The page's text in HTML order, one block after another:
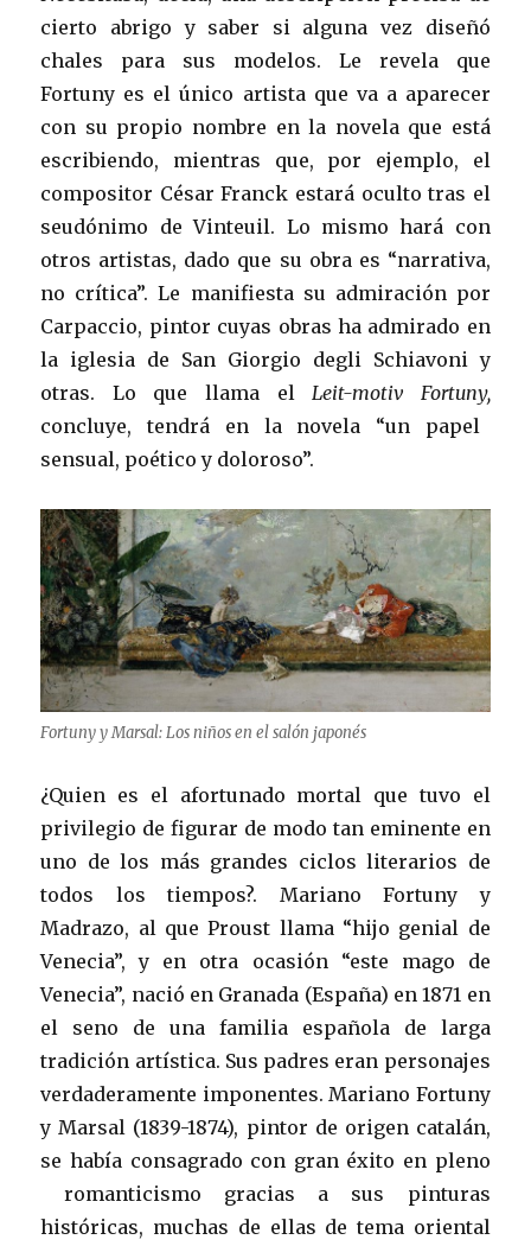
cierto abrigo y saber si alguna vez diseñó
chales para sus modelos. Le revela que
Fortuny es el único artista que va a aparecer
con su propio nombre en la novela que está
escribiendo, mientras que, por ejemplo, el
compositor César Franck estará oculto tras el
seudónimo de Vinteuil. Lo mismo hará con
otros artistas, dado que su obra es “narrativa,
no crítica”. Le manifiesta su admiración por
Carpaccio, pintor cuyas obras ha admirado en
la iglesia de San Giorgio degli Schiavoni y
otras. Lo que llama el Leit-motiv
Fortuny,
concluye, tendrá en la novela “un papel
sensual, poético y doloroso”.
Fortuny y Marsal: Los niños en el salón japonés
¿Quien es el afortunado mortal que tuvo el
privilegio de figurar de modo tan eminente en
uno de los más grandes ciclos literarios de
todos los tiempos?. Mariano Fortuny y
Madrazo, al que Proust llama “hijo genial de
Venecia”, y en otra ocasión “este mago de
Venecia”, nació en Granada (España) en 1871 en
el seno de una familia española de larga
tradición artística. Sus padres eran personajes
verdaderamente imponentes. Mariano Fortuny
y Marsal (1839-1874), pintor de origen catalán,
se había consagrado con gran éxito en pleno
romanticismo gracias a sus pinturas
históricas, muchas de ellas de tema oriental